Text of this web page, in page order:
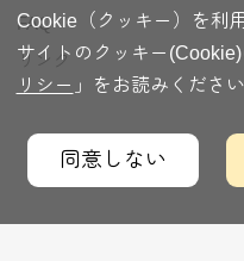
FAQ
リンク
Cookie（クッキー）を利
サイトのクッキー
リシー 」をお読みください
同意しない